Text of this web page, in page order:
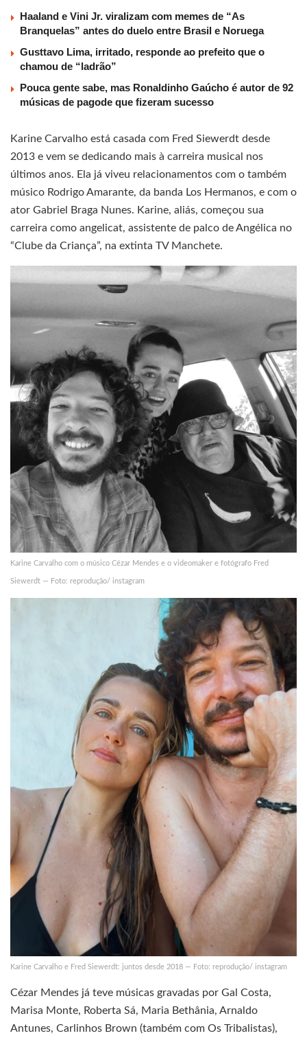
Haaland e Vini Jr. viralizam com memes de “As
Branquelas” antes do duelo entre Brasil e Noruega
Gusttavo Lima, irritado, responde ao prefeito que o
chamou de “ladrão”
Pouca gente sabe, mas Ronaldinho Gaúcho é autor de 92
músicas de pagode que fizeram sucesso
Karine Carvalho está casada com Fred Siewerdt desde
2013 e vem se dedicando mais à carreira musical nos
últimos anos. Ela já viveu relacionamentos com o também
músico Rodrigo Amarante, da banda Los Hermanos, e com o
ator Gabriel Braga Nunes. Karine, aliás, começou sua
carreira como angelicat, assistente de palco de Angélica no
“Clube da Criança”, na extinta TV Manchete.
Karine Carvalho com o músico Cézar Mendes e o videomaker e fotógrafo Fred
Siewerdt — Foto: reprodução/ instagram
Karine Carvalho e Fred Siewerdt: juntos desde 2018 — Foto: reprodução/ instagram
Cézar Mendes já teve músicas gravadas por Gal Costa,
Marisa Monte, Roberta Sá, Maria Bethânia, Arnaldo
Antunes, Carlinhos Brown (também com Os Tribalistas),